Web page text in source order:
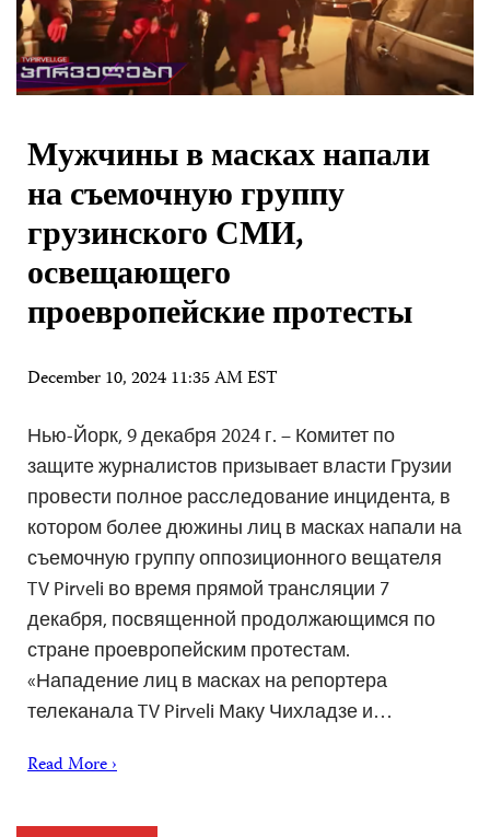
Мужчины в масках напали
на съемочную группу
грузинского СМИ,
освещающего
проевропейские протесты
December 10, 2024 11:35 AM EST
Нью-Йорк, 9 декабря 2024 г. – Комитет по
защите журналистов призывает власти Грузии
провести полное расследование инцидента, в
котором более дюжины лиц в масках напали на
съемочную группу оппозиционного вещателя
TV Pirveli во время прямой трансляции 7
декабря, посвященной продолжающимся по
стране проевропейским протестам.
«Нападение лиц в масках на репортера
телеканала TV Pirveli Маку Чихладзе и…
Read More ›